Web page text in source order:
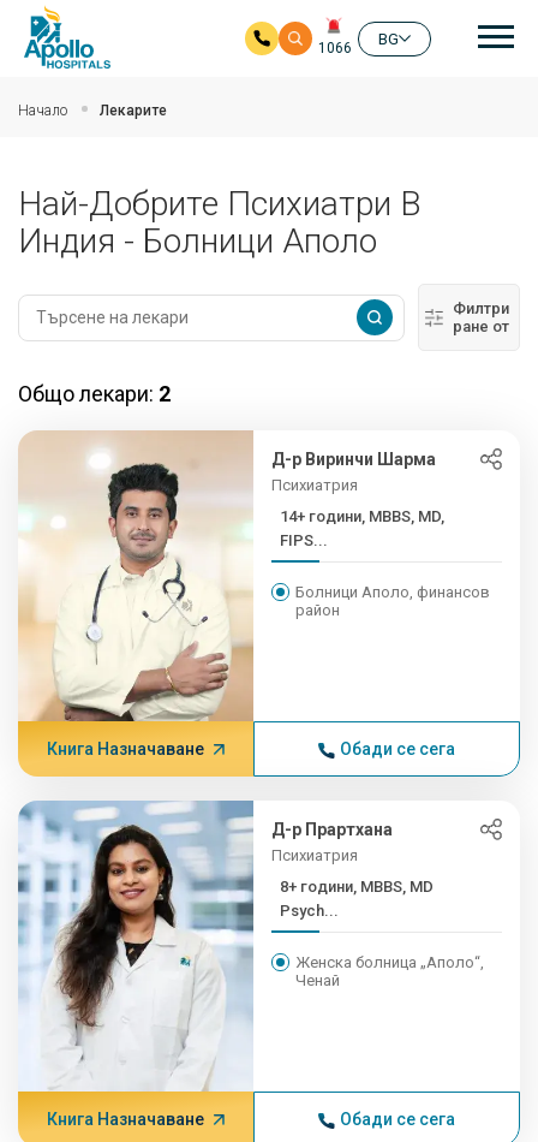
1066
BG
Начало Лекарите
Най-Добрите Психиатри В
Индия - Болници Аполо
Филтри
ране от
Общо лекари: 2
Д-р Виринчи Шарма
Психиатрия
14+ години, MBBS, MD,
FIPS...
Болници Аполо, финансов
район
Книга Назначаване Обади се сега
Д-р Прартхана
Психиатрия
8+ години, MBBS, MD
Psych...
Женска болница „Аполо“,
Ченай
Книга Назначаване Обади се сега